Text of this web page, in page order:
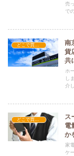
売
で
南
貨
共
ホ
し
介
ス
電
か
家
ケ